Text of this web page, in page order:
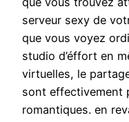
serveur sexy de
que vous voyez
studio d’éffort en
virtuelles, le
sont effectivement
romantiques. en